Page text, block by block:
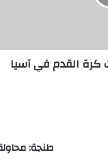
كرة القدم في آسيا
طنجة: محاولة تهريب 35